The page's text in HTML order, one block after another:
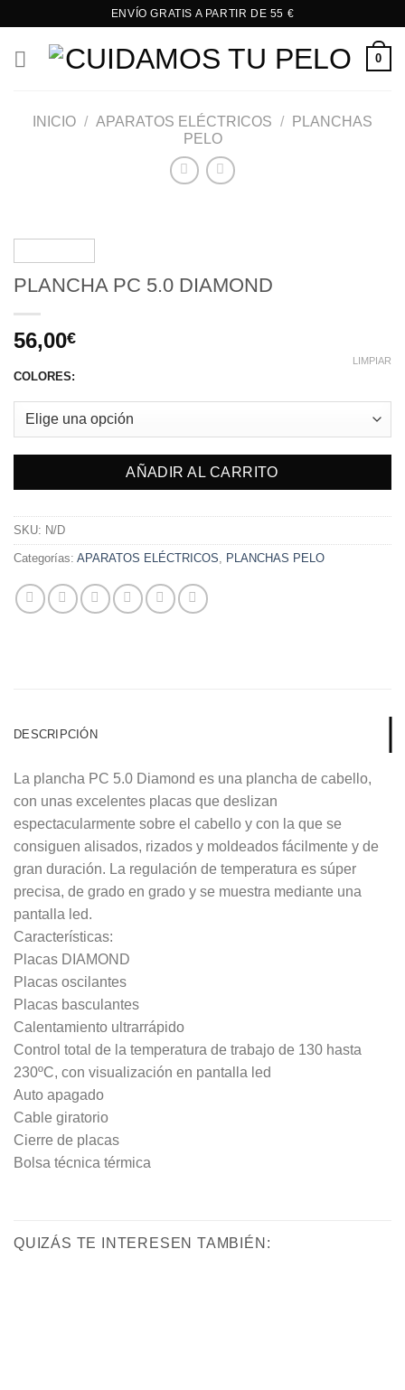
contenido
ENVÍO GRATIS A PARTIR DE 55 €
0
INICIO / APARATOS ELÉCTRICOS /
PLANCHAS
PELO
PLANCHA PC 5.0 DIAMOND
56,00€
COLORES:
LIMPIAR
AÑADIR AL CARRITO
SKU: N/D
Categorías: APARATOS ELÉCTRICOS PLANCHAS PELO
DESCRIPCIÓN
La plancha PC 5.0 Diamond es una plancha de cabello,
con unas excelentes placas que deslizan
espectacularmente sobre el cabello y con la que se
consiguen alisados, rizados y moldeados fácilmente y de
gran duración. La regulación de temperatura es súper
precisa, de grado en grado y se muestra mediante una
pantalla led.
Características:
Placas DIAMOND
Placas oscilantes
Placas basculantes
Calentamiento ultrarrápido
Control total de la temperatura de trabajo de 130 hasta
230ºC, con visualización en pantalla led
Auto apagado
Cable giratorio
Cierre de placas
Bolsa técnica térmica
QUIZÁS TE INTERESEN TAMBIÉN: